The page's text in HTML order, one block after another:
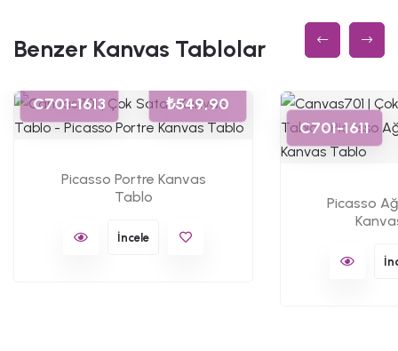
Benzer Kanvas Tablolar
C701-1613 ₺549,90
Picasso Portre Kanvas
Tablo
İncele
C701-1611
Picasso